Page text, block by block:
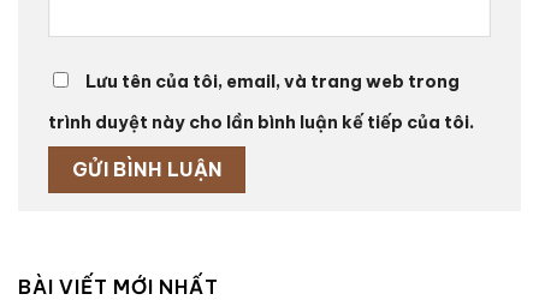
Lưu tên của tôi, email, và trang web trong
trình duyệt này cho lần bình luận kế tiếp của tôi.
BÀI VIẾT MỚI NHẤT